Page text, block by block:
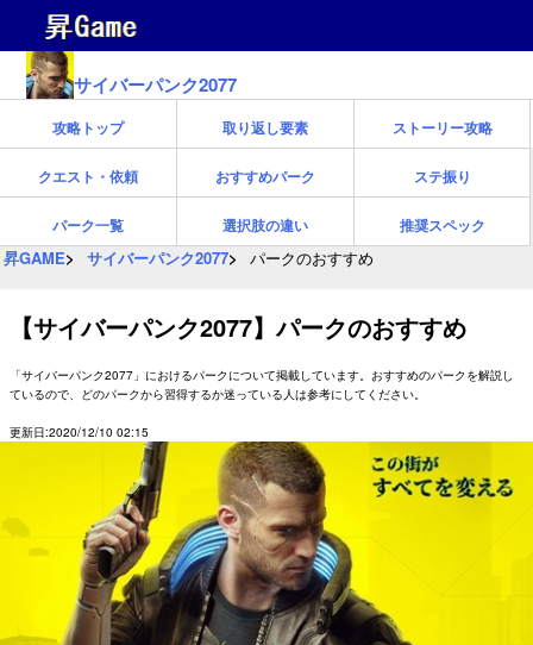
サイバーパンク2077
攻略トップ 取り返し要素 ストーリー攻略
クエスト・依頼 おすすめパーク ステ振り
パーク一覧 選択肢の違い 推奨スペック
昇GAME サイバーパンク2077 パークのおすすめ
【サイバーパンク2077】パークのおすすめ
「サイバーパンク2077」におけるパークについて掲載しています。おすすめのパークを解説し
ているので、どのパークから習得するか迷っている人は参考にしてください。
更新日:2020/12/10 02:15